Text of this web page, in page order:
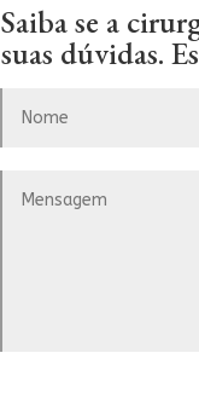
Saiba se a
suas dúvidas.